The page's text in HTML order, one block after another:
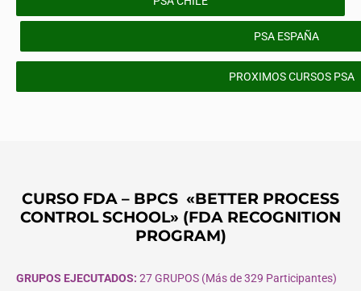
PSA ESPAÑA
PROXIMOS CURSOS PSA
CURSO FDA – BPCS «BETTER PROCESS
CONTROL SCHOOL» (FDA RECOGNITION
PROGRAM)
GRUPOS EJECUTADOS: 27 GRUPOS (Más de 329 Participantes)